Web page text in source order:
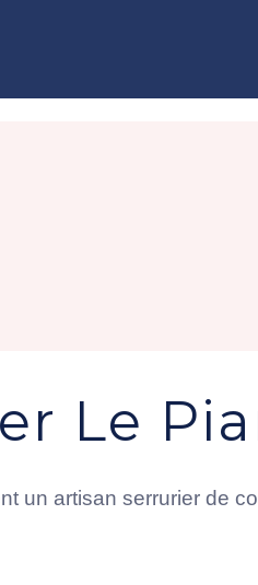
Le
un artisan serrurier de